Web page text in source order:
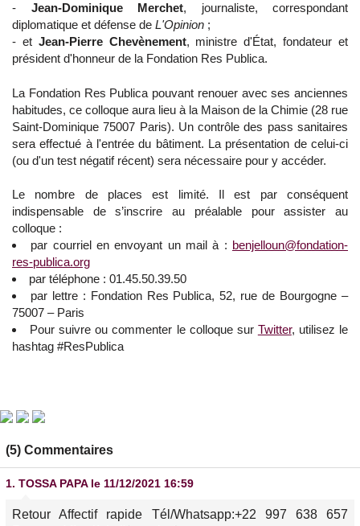
- Jean-Dominique Merchet, journaliste, correspondant
diplomatique et défense de L'Opinion ;
- et Jean-Pierre Chevènement, ministre d'État, fondateur et
président d'honneur de la Fondation Res Publica.
La Fondation Res Publica pouvant renouer avec ses anciennes
habitudes, ce colloque aura lieu à la Maison de la Chimie (28 rue
Saint-Dominique 75007 Paris). Un contrôle des pass sanitaires
sera effectué à l'entrée du bâtiment. La présentation de celui-ci
(ou d'un test négatif récent) sera nécessaire pour y accéder.
Le nombre de places est limité. Il est par conséquent
indispensable de s’inscrire au préalable pour assister au
colloque :
par courriel en envoyant un mail à : benjelloun@fondation-
res-publica.org
par téléphone : 01.45.50.39.50
par lettre : Fondation Res Publica, 52, rue de Bourgogne –
75007 – Paris
Pour suivre ou commenter le colloque sur Twitter, utilisez le
hashtag #ResPublica
(5) Commentaires
1. TOSSA PAPA le 11/12/2021 16:59
Retour Affectif rapide Tél/Whatsapp:+22 997 638 657